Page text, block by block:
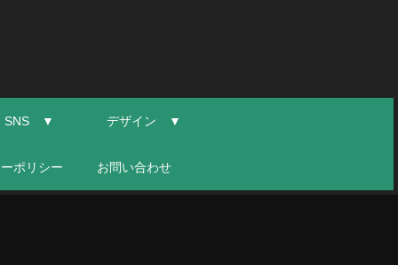
SNS ▼ デザイン ▼
ポリシー お問い合わせ